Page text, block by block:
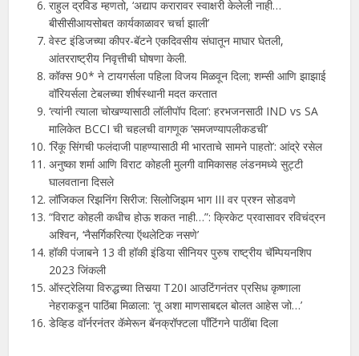
राहुल द्रविड म्हणतो, ‘अद्याप करारावर स्वाक्षरी केलेली नाही…
बीसीसीआयसोबत कार्यकाळावर चर्चा झाली’
वेस्ट इंडिजच्या कीपर-बॅटने एकदिवसीय संघातून माघार घेतली,
आंतरराष्ट्रीय निवृत्तीची घोषणा केली.
कॉक्स 90* ने टायगर्सला पहिला विजय मिळवून दिला; शम्सी आणि झाझाई
वॉरियर्सला टेबलच्या शीर्षस्थानी मदत करतात
‘त्यांनी त्याला चोखण्यासाठी लॉलीपॉप दिला’: हरभजनसाठी IND vs SA
मालिकेत BCCI ची चहलची वागणूक ‘समजण्यापलीकडची’
‘रिंकू सिंगची फलंदाजी पाहण्यासाठी मी भारताचे सामने पाहतो’: आंद्रे रसेल
अनुष्का शर्मा आणि विराट कोहली मुलगी वामिकासह लंडनमध्ये सुट्टी
घालवताना दिसले
लॉजिकल रिझनिंग सिरीज: सिलोजिझम भाग III वर प्रश्न सोडवणे
“विराट कोहली कधीच होऊ शकत नाही…”: क्रिकेट प्रवासावर रविचंद्रन
अश्विन, ‘नैसर्गिकरित्या ऍथलेटिक नसणे’
हॉकी पंजाबने 13 वी हॉकी इंडिया सीनियर पुरुष राष्ट्रीय चॅम्पियनशिप
2023 जिंकली
ऑस्ट्रेलिया विरुद्धच्या तिसर्‍या T20I आउटिंगनंतर प्रसिध कृष्णाला
नेहराकडून पाठिंबा मिळाला: ‘तू अशा माणसाबद्दल बोलत आहेस जो…’
डेव्हिड वॉर्नरनंतर कॅमेरून बॅनक्रॉफ्टला पाँटिंगने पाठींबा दिला